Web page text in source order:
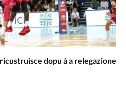
dopu à a relegazione